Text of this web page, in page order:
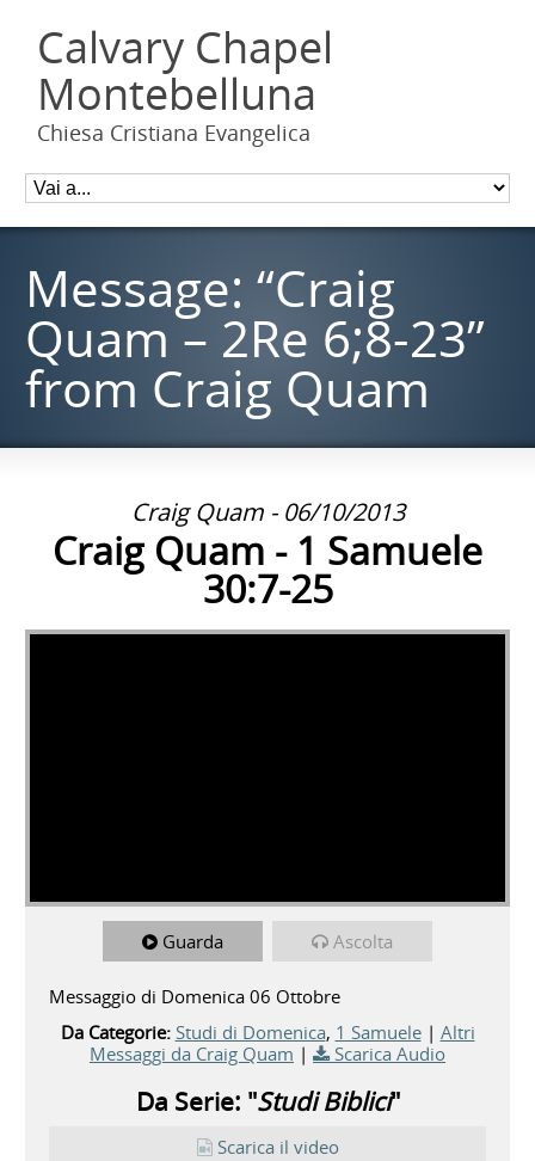
Calvary Chapel
Montebelluna
Chiesa Cristiana Evangelica
Message: “Craig
Quam – 2Re 6;8-23”
from Craig Quam
Craig Quam - 06/10/2013
Craig Quam - 1 Samuele
30:7-25
Guarda Ascolta
Messaggio di Domenica 06 Ottobre
Da Categorie: Studi di Domenica, 1 Samuele| Altri
Messaggi da Craig Quam | Scarica Audio
Da Serie: "Studi Biblici"
Scarica il video